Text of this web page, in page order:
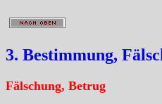
3. Bestimmung,
Fälschung, Betrug